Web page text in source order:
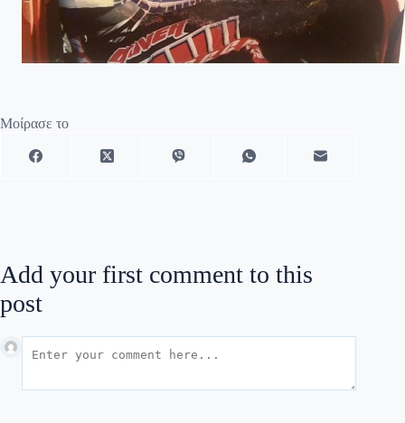
Μοίρασε το
Add your first comment to this
post